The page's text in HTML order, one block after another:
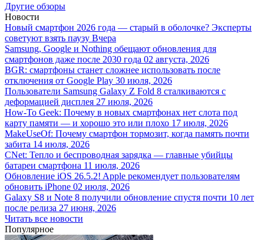
Другие обзоры
Новости
Новый смартфон 2026 года — старый в оболочке? Эксперты
советуют взять паузу Вчера
Samsung, Google и Nothing обещают обновления для
смартфонов даже после 2030 года 02 августа, 2026
BGR: смартфоны станет сложнее использовать после
отключения от Google Play 30 июля, 2026
Пользователи Samsung Galaxy Z Fold 8 сталкиваются с
деформацией дисплея 27 июля, 2026
How-To Geek: Почему в новых смартфонах нет слота под
карту памяти — и хорошо это или плохо 17 июля, 2026
MakeUseOf: Почему смартфон тормозит, когда память почти
забита 14 июля, 2026
CNet: Тепло и беспроводная зарядка — главные убийцы
батареи смартфона 11 июля, 2026
Обновление iOS 26.5.2! Apple рекомендует пользователям
обновить iPhone 02 июля, 2026
Galaxy S8 и Note 8 получили обновление спустя почти 10 лет
после релиза 27 июня, 2026
Читать все новости
Популярное